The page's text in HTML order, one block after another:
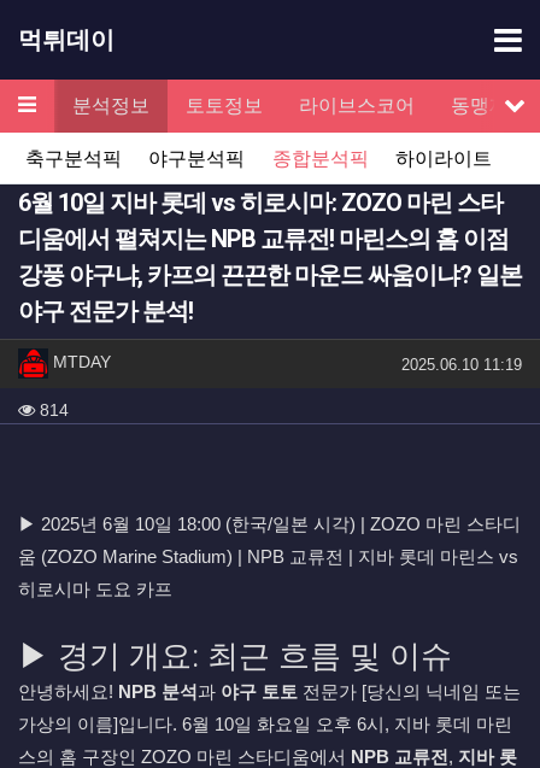
먹튀데이
메뉴
증 분석정보 토토정보 라이브스코어
동맹제휴
축구분석픽
야구분석픽 종합분석픽 하이라이트
6월 10일 지바 롯데 vs 히로시마: ZOZO 마린 스타
디움에서 펼쳐지는 NPB 교류전! 마린스의 홈 이점
강풍 야구냐, 카프의 끈끈한 마운드 싸움이냐? 일본
야구 전문가 분석!
작성자 정보
MTDAY작성 작성일
2025.06.10 11:19
컨텐츠 정보
814조회
▶ 2025년 6월 10일 18:00 (한국/일본 시각) | ZOZO 마린 스타디
움 (ZOZO Marine Stadium) | NPB 교류전 | 지바 롯데 마린스 vs
히로시마 도요 카프
▶ 경기 개요: 최근 흐름 및 이슈
안녕하세요! NPB 분석과 야구 토토 전문가 [당신의 닉네임 또는
가상의 이름]입니다. 6월 10일 화요일 오후 6시, 지바 롯데 마린
스의 홈 구장인 ZOZO 마린 스타디움에서 NPB 교류전, 지바 롯